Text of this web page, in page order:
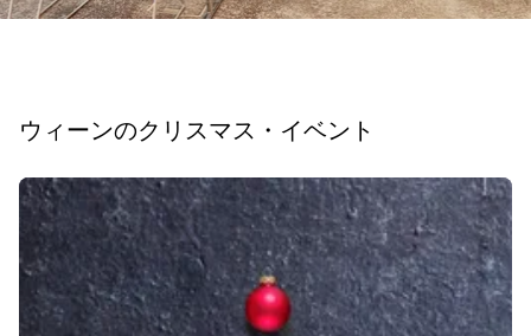
ウィーンのクリスマス・イベント
スライド1 1